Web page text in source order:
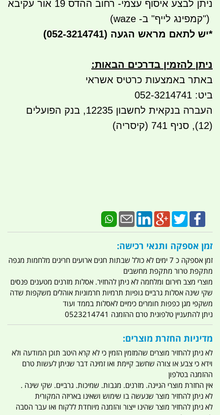
ניתן לבצע איסוף עצמי- רחוב ההדס 19 אור עקיבא
")קמפינג לייף" ב- waze)
*יש לתאם מראש הגעה (052-3214741)
ניתן להזמין בדרכים הבאות:
באתר באמצעות כרטיס אשראי
ביט: 052-3214741
העברה בנקאית לחשבון 12235, בנק הפועלים
(12), סניף 741 (קיסריה)
זמן אספקה ותנאי רכישה:
זמן אספקה כ 7 ימים לא כולל שבתות חגים ארועים חריגים מלחמות מגפה
מתקפת טרור מתקפת מחשבים
מוצרי מצב חירום ומלחמה לא ניתן להחזיר. אסלות מזרנים מטענים פנסים
שקי שינה אסלות גרביים גופיות תרמיות חרמוניות אוהלים משקפות שדה
משקפי מגן כפפות חומרים כימיים לאסלות בממד ועוד
ניתן להתעניין טלפונית טרם ההזמנה 0523214741
מדיניות החזרת מוצרים:
לא ניתן להחזיר מוצרים שהמזמין הזמין כי לא קרא היטב תוכן המודעה ולא
וידא כי צבע או צורה שחשב קיימת ואו זמינה דבר שניתן לעשות טרם
ההזמנה בטלפון
אין החזרת מוצרי הגיינה. מזרנים. מגבות. שמיכות. גרביים. שקי שינה .
לא ניתן להחזיר מוצר שנעשה בו שימוש ושאינו באריזה המקורית
לא ניתן להחזיר מוצר שהינו ייצור והזמנה מיוחדת ללקוח ואו עבר הסבה